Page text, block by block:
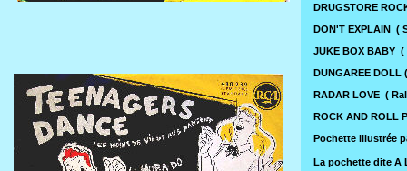
DRUGSTORE
DON'T EXPLAIN (
JUKE BOX BABY (
DUNGAREE DOLL
RADAR LOVE (
ROCK AND ROLL
Pochette illustrée
La pochette dite A